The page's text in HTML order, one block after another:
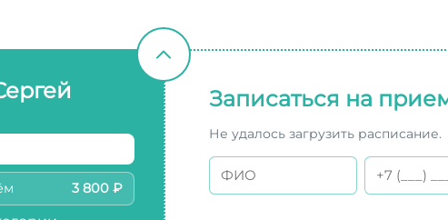
3 800 ₽
Записаться на
Не удалось загрузить расписание.